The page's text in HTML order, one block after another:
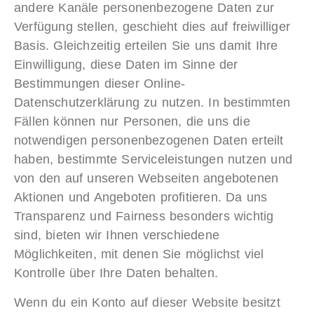
andere Kanäle personenbezogene Daten zur
Verfügung stellen, geschieht dies auf freiwilliger
Basis. Gleichzeitig erteilen Sie uns damit Ihre
Einwilligung, diese Daten im Sinne der
Bestimmungen dieser Online-
Datenschutzerklärung zu nutzen. In bestimmten
Fällen können nur Personen, die uns die
notwendigen personenbezogenen Daten erteilt
haben, bestimmte Serviceleistungen nutzen und
von den auf unseren Webseiten angebotenen
Aktionen und Angeboten profitieren. Da uns
Transparenz und Fairness besonders wichtig
sind, bieten wir Ihnen verschiedene
Möglichkeiten, mit denen Sie möglichst viel
Kontrolle über Ihre Daten behalten.
Wenn du ein Konto auf dieser Website besitzt